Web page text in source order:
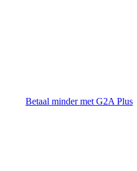
Betaal minder met G2A Plus